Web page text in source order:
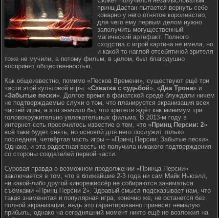
принц Дастан пытается вернуть себе
коварно у него отнятое королевство,
для чего ему первым делом нужно
заполучить могущественный
магический артефакт. Полного
сходства с игрой картина не имела, но
и какой-то наглой отсебятиной зрителя
тоже не мучили, а потому фильм, в целом, был благодушно
воспринят общественностью.
Как общеизвестно, помимо «Песков Времени», существуют ещё три
части этой культовой игры: «Схватка с судьбой», «Два Трона» и
«Забытые пески». Долгое время в фанатской среде блуждали ничем
не подтверждаемые слухи о том, что планируется экранизация всех
частей игры, а это значило бы, что зрителя ждёт как минимум три
головокружительно увлекательных фильма. В 2013-м году в
интернет-сеть просочилось известие о том, что «Принц Персии: 2»
всё таки будет снять, но основой для него послужит только
последняя, четвёртая часть игры – «Принц Персии: Забытые пески».
Однако, и эта радостная весть не получила никакого подтверждения
со стороны создателей первой части.
Суровая правда о возможном продолжении «Принца Персии»
заключается в том, что в ближайшие 2-3 года ни сам Майк Ньюэлл,
ни какой-либо другой кинорежиссёр не собираются заниматься
съёмками «Принц Персии 2». Здравый смысл подсказывает нам, что
такая знаменитая и популярная игра, конечно же, не останется без
полной экранизации, ведь это гарантированно принесёт немалую
прибыль, однако на сегодняшний момент никто ещё не возложил на